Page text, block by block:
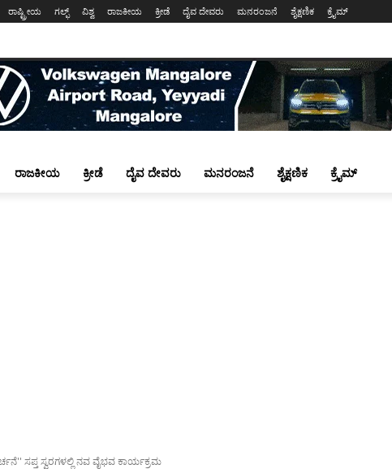
ರಾಷ್ಟ್ರೀಯ ಗಲ್ಫ್ ವಿಶ್ವ ರಾಜಕೀಯ ಕ್ರೀಡೆ ದೈವ ದೇವರು ಮನರಂಜನೆ ಶೈಕ್ಷಣಿಕ ಕ್ರೈಮ್
ರಾಜಕೀಯ ಕ್ರೀಡೆ ದೈವ ದೇವರು ಮನರಂಜನೆ ಶೈಕ್ಷಣಿಕ ಕ್ರೈಮ್
ಸಪ್ತ ಸ್ವರಗಳಲ್ಲಿ ನವ ವೈಭವ ಕಾರ್ಯಕ್ರಮ